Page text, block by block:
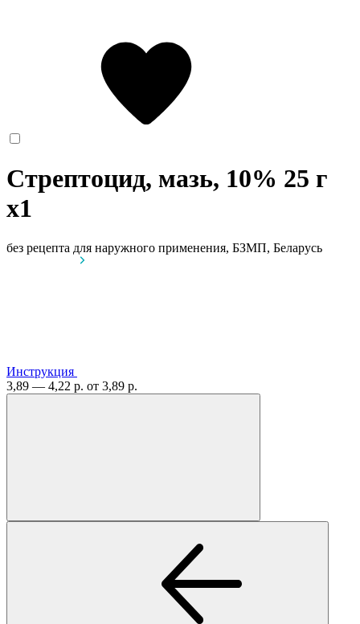
Стрептоцид, мазь, 10% 25 г
x1
без рецепта для наружного применения, БЗМП, Беларусь
Инструкция
3,89 — 4,22 р. от 3,89 р.